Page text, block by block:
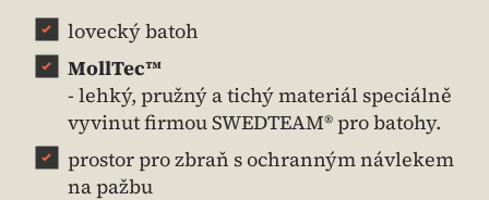
lovecký batoh
MollTec™
- lehký, pružný a tichý materiál speciálně
vyvinut firmou SWEDTEAM® pro batohy.
prostor pro zbraň s ochranným návlekem
na pažbu